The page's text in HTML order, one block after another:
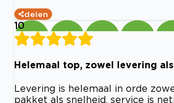
delen
10
Helemaal top, zowel levering
Levering is helemaal in orde
pakket als snelheid, service is